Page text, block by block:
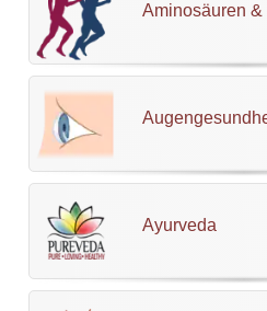
Aminosäuren &
Ayurveda